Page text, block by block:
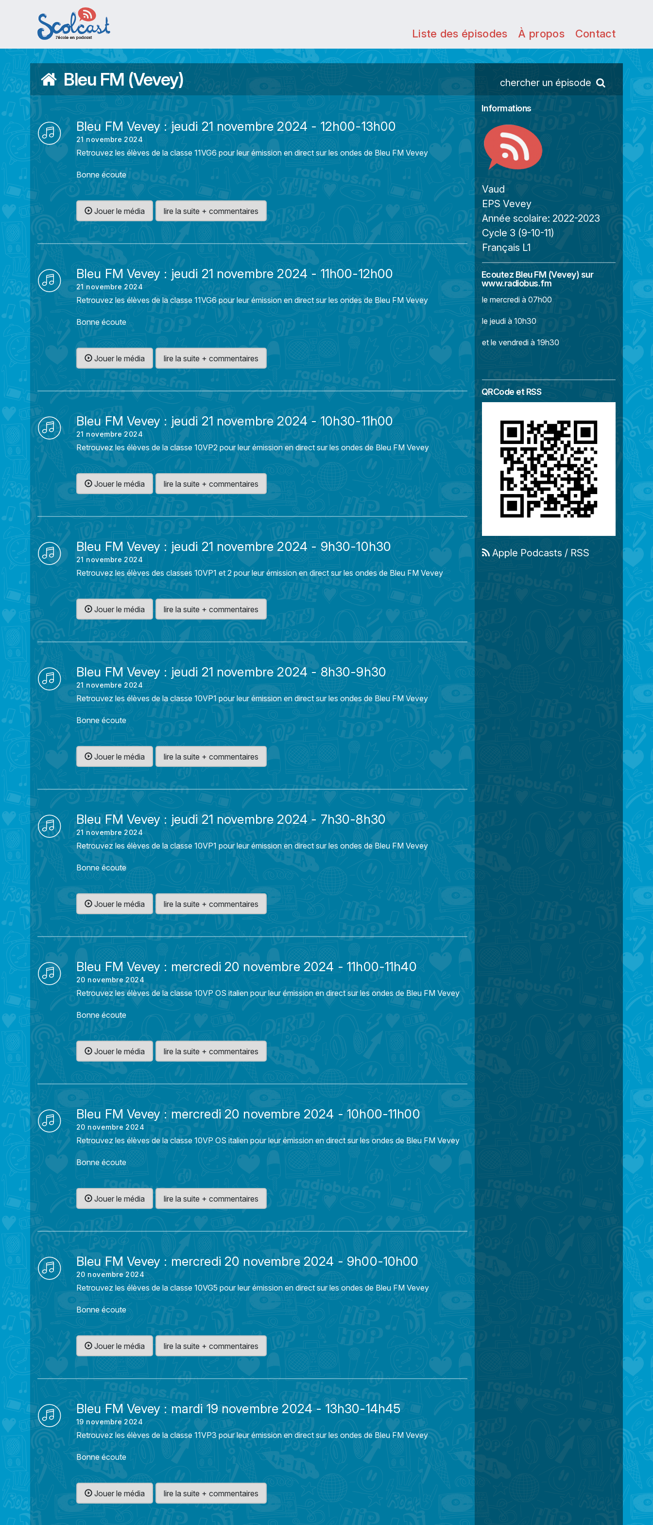
Aller au contenu principal
Liste des épisodes À propos Contact
Bleu FM (Vevey) chercher un épisode
Bleu FM Vevey : jeudi 21 novembre 2024 - 12h00-13h00
21 novembre 2024
Retrouvez les élèves de la classe 11VG6 pour leur émission en direct sur les ondes de Bleu FM Vevey
Bonne écoute
Jouer le média lire la suite + commentaires
Bleu FM Vevey : jeudi 21 novembre 2024 - 11h00-12h00
21 novembre 2024
Retrouvez les élèves de la classe 11VG6 pour leur émission en direct sur les ondes de Bleu FM Vevey
Bonne écoute
Jouer le média lire la suite + commentaires
Bleu FM Vevey : jeudi 21 novembre 2024 - 10h30-11h00
21 novembre 2024
Retrouvez les élèves de la classe 10VP2 pour leur émission en direct sur les ondes de Bleu FM Vevey
Jouer le média lire la suite + commentaires
Bleu FM Vevey : jeudi 21 novembre 2024 - 9h30-10h30
21 novembre 2024
Retrouvez les élèves des classes 10VP1 et 2 pour leur émission en direct sur les ondes de Bleu FM Vevey
Jouer le média lire la suite + commentaires
Bleu FM Vevey : jeudi 21 novembre 2024 - 8h30-9h30
21 novembre 2024
Retrouvez les élèves de la classe 10VP1 pour leur émission en direct sur les ondes de Bleu FM Vevey
Bonne écoute
Jouer le média lire la suite + commentaires
Bleu FM Vevey : jeudi 21 novembre 2024 - 7h30-8h30
21 novembre 2024
Retrouvez les élèves de la classe 10VP1 pour leur émission en direct sur les ondes de Bleu FM Vevey
Bonne écoute
Jouer le média lire la suite + commentaires
Bleu FM Vevey : mercredi 20 novembre 2024 - 11h00-11h40
20 novembre 2024
Retrouvez les élèves de la classe 10VP OS italien pour leur émission en direct sur les ondes de Bleu FM Vevey
Bonne écoute
Jouer le média lire la suite + commentaires
Bleu FM Vevey : mercredi 20 novembre 2024 - 10h00-11h00
20 novembre 2024
Retrouvez les élèves de la classe 10VP OS italien pour leur émission en direct sur les ondes de Bleu FM Vevey
Bonne écoute
Jouer le média lire la suite + commentaires
Bleu FM Vevey : mercredi 20 novembre 2024 - 9h00-10h00
20 novembre 2024
Retrouvez les élèves de la classe 10VG5 pour leur émission en direct sur les ondes de Bleu FM Vevey
Bonne écoute
Jouer le média lire la suite + commentaires
Bleu FM Vevey : mardi 19 novembre 2024 - 13h30-14h45
19 novembre 2024
Retrouvez les élèves de la classe 11VP3 pour leur émission en direct sur les ondes de Bleu FM Vevey
Bonne écoute
Jouer le média lire la suite + commentaires
Informations
Vaud
EPS Vevey
Année scolaire: 2022-2023
Cycle 3 (9-10-11)
Français L1
Ecoutez Bleu FM (Vevey) sur
www.radiobus.fm
le mercredi à 07h00
le jeudi à 10h30
et le vendredi à 19h30
QRCode et RSS
Apple Podcasts / RSS